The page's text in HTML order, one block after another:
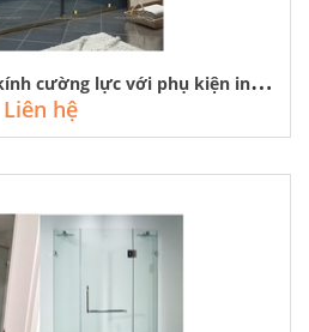
L
àm cabin, phòng tắm kính cường lực với phụ kiện inox vàng gương
Liên hệ